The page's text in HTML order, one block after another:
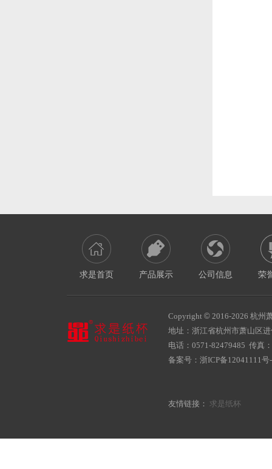
求是首页 产品展示 公司信息 荣
Copyright © 2016-2026 杭州
地址：浙江省杭州市萧山区
电话：0571-82479485 传真
备案号： 浙ICP备12041111号
友情链接： 求是纸杯